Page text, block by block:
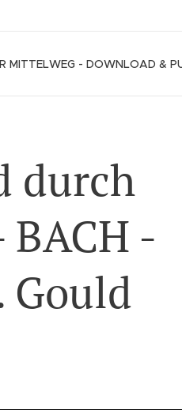
MITTELWEG - DOWNLOAD &
durch
-
Gould